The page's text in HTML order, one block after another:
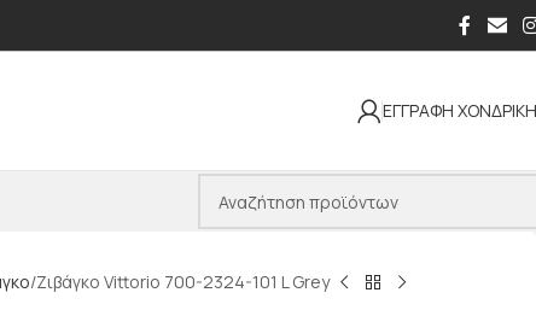
ΕΓΓΡΑΦΗ
Ζιβάγκο Vittorio 700-2324-101 L Grey